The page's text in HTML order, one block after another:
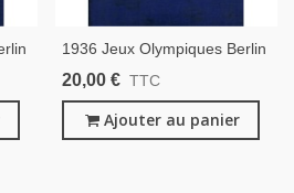
1936 Jeux Olympiques Berlin
- Olympia 36 Die
T1 - Propagande Nazisme,
Sport, Vignettes,
20,00 € TTC
Ajouter au panier